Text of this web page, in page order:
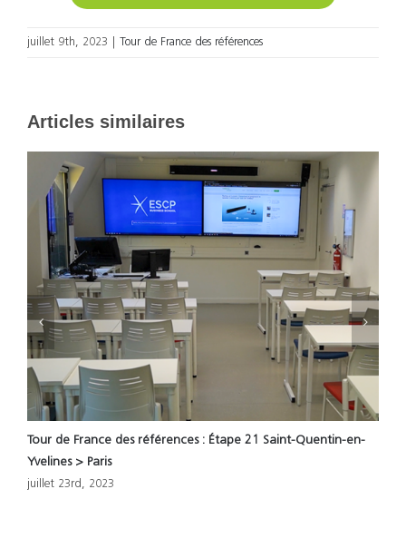
juillet 9th, 2023 Tour de France des références
Articles similaires
Tour de France des références : Étape 21 Saint-Quentin-en-
Yvelines > Paris
juillet 23rd, 2023